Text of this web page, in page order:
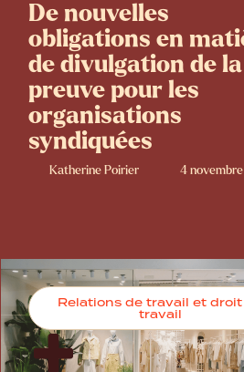
De nouvelles
obligations en
de divulgation de la
preuve pour les
organisations
syndiquées
Katherine Poirier 4
Relations de travail et
travail